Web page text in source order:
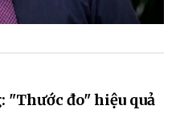
"Thước đo" hiệu quả